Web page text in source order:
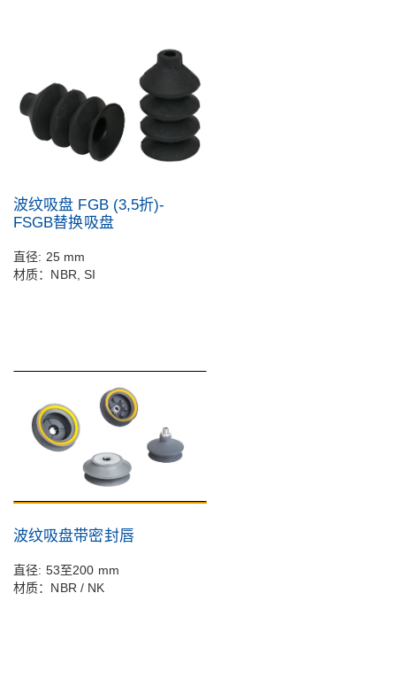
波纹吸盘 FGB (3,5折)-
FSGB替换吸盘
直径: 25 mm
材质：NBR, SI
波纹吸盘带密封唇
直径: 53至200 mm
材质：NBR / NK